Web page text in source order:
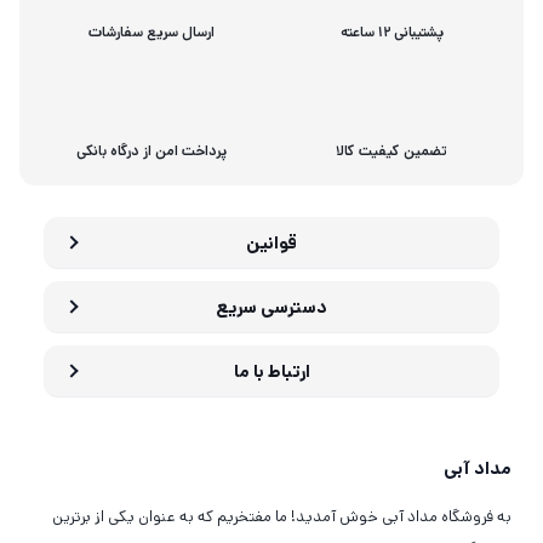
پشتیبانی 12 ساعته ارسال سریع سفارشات
تضمین کیفیت کالا پرداخت امن از درگاه بانکی
قوانین
دسترسی سریع
ارتباط با ما
مداد آبی
به فروشگاه مداد آبی خوش آمدید! ما مفتخریم که به عنوان یکی از برترین